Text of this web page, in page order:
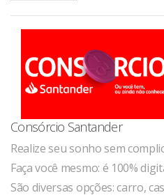
Consórcio Santander
Realize seu sonho sem
Faça você mesmo: é 100%
São diversas opções: carro,